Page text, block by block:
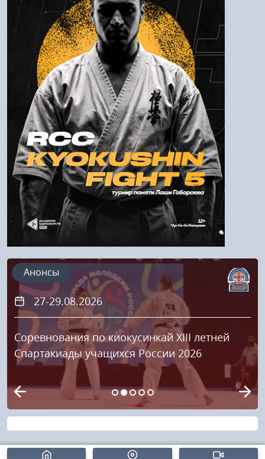
Пароль
Войти
Напомнить пароль
Регистрация
27-29.08.2026
Соревнования по киокусинкай XIII летней
Спартакиады учащихся России 2026
Анонсы